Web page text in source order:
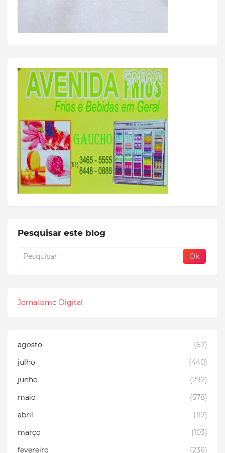
Pesquisar este blog
Jornalismo Digital
agosto
(67)
julho
(440)
junho
(292)
maio
(578)
abril
(117)
março
(103)
fevereiro
(236)